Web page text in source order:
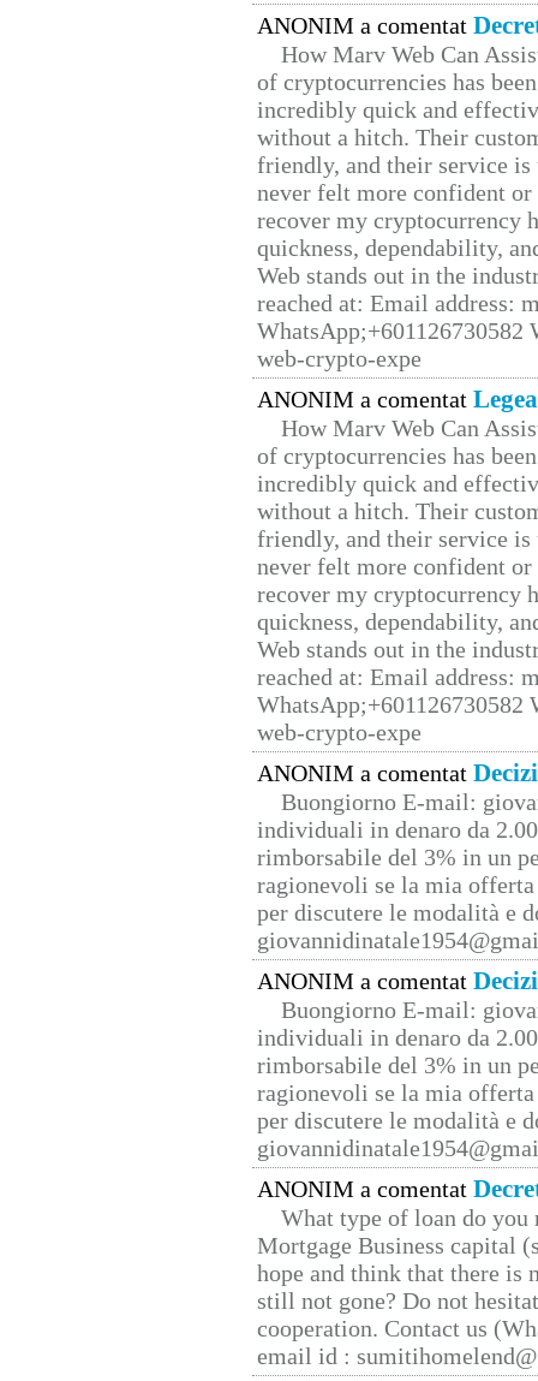
ANONIM a comentat
How Marv Web Can
of cryptocurrencies has
incredibly quick and
without a hitch. Their
friendly, and their service
never felt more confident
recover my cryptocurrency
quickness, dependability,
Web stands out in the
reached at: Email address:
web-crypto-expe
ANONIM a comentat
How Marv Web Can
of cryptocurrencies has
incredibly quick and
without a hitch. Their
friendly, and their service
never felt more confident
recover my cryptocurrency
quickness, dependability,
Web stands out in the
reached at: Email address:
web-crypto-expe
ANONIM a comentat
Buongiorno E-mail:
individuali in denaro da
rimborsabile del 3% in un
ragionevoli se la mia
per discutere le modalità e
ANONIM a comentat
Buongiorno E-mail:
individuali in denaro da
rimborsabile del 3% in un
ragionevoli se la mia
per discutere le modalità e
ANONIM a comentat
What type of loan do you
Mortgage Business capital
hope and think that there is
still not gone? Do not
cooperation. Contact us
email id :